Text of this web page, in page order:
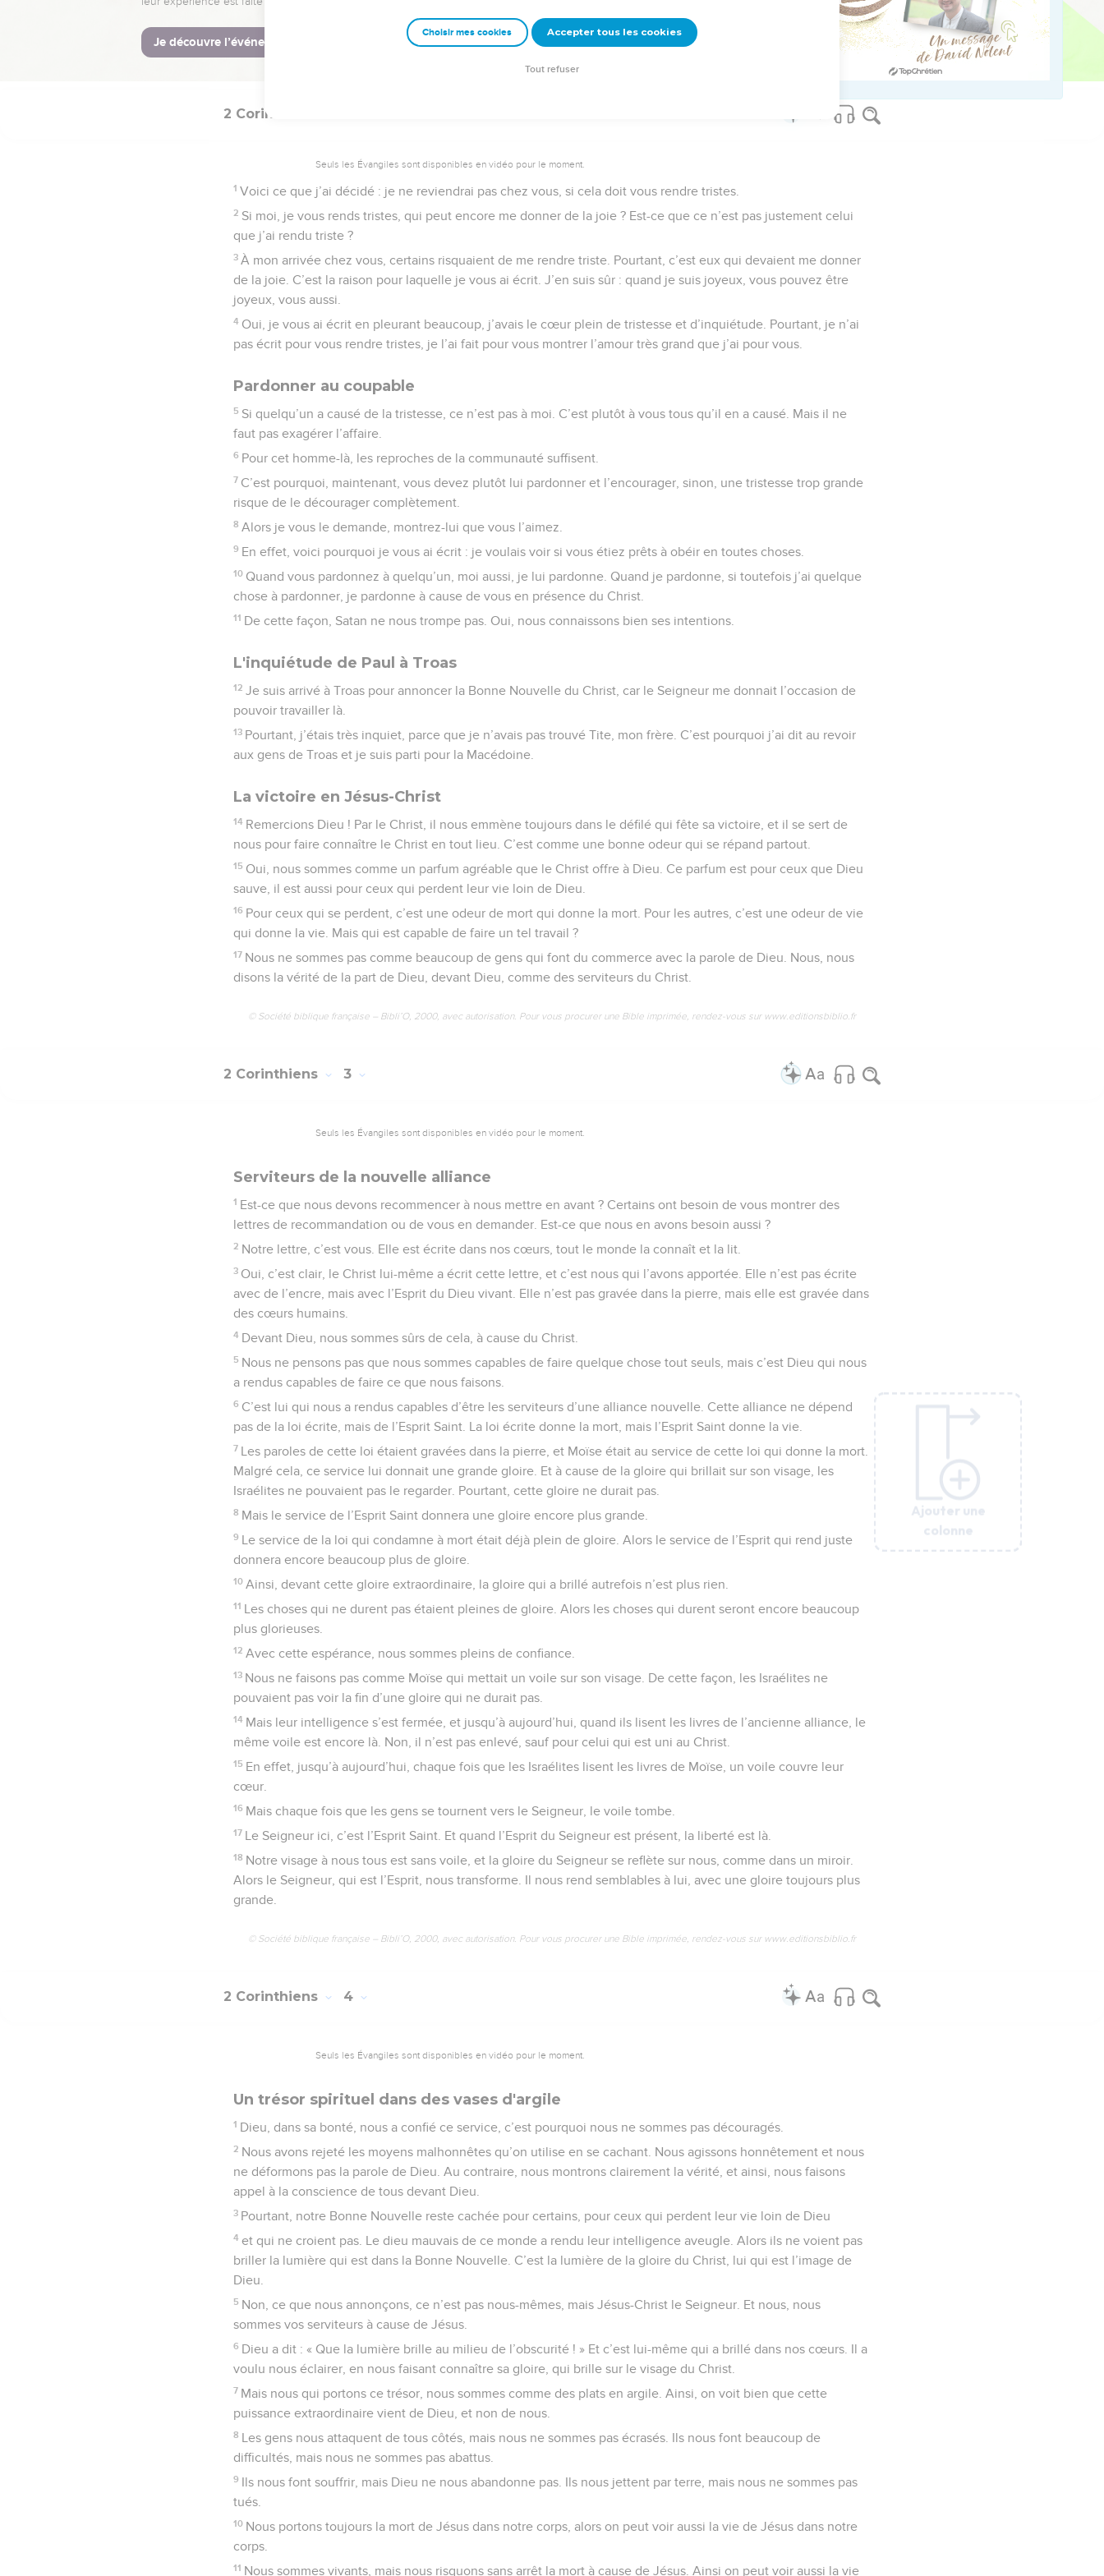
souhaitons travailler avec vous à votre joie.
© Société biblique française – Bibli’O, 2000, avec autorisation. Pour vous procurer une Bible imprimée, rendez-vous sur www.editionsbiblio.fr
Ajouter une
colonne
2 Corinthiens
Seuls les Évangiles sont disponibles en vidéo pour le moment.
1 Voici ce que j’ai décidé : je ne reviendrai pas chez vous, si cela doit vous rendre tristes.
2 Si moi, je vous rends tristes, qui peut encore me donner de la joie ? Est-ce que ce n’est pas justement celui
que j’ai rendu triste ?
3 À mon arrivée chez vous, certains risquaient de me rendre triste. Pourtant, c’est eux qui devaient me donner
de la joie. C’est la raison pour laquelle je vous ai écrit. J’en suis sûr : quand je suis joyeux, vous pouvez être
joyeux, vous aussi.
4 Oui, je vous ai écrit en pleurant beaucoup, j’avais le cœur plein de tristesse et d’inquiétude. Pourtant, je n’ai
pas écrit pour vous rendre tristes, je l’ai fait pour vous montrer l’amour très grand que j’ai pour vous.
Pardonner au coupable
5 Si quelqu’un a causé de la tristesse, ce n’est pas à moi. C’est plutôt à vous tous qu’il en a causé. Mais il ne
faut pas exagérer l’affaire.
6 Pour cet homme-là, les reproches de la communauté suffisent.
7 C’est pourquoi, maintenant, vous devez plutôt lui pardonner et l’encourager, sinon, une tristesse trop grande
risque de le décourager complètement.
8 Alors je vous le demande, montrez-lui que vous l’aimez.
9 En effet, voici pourquoi je vous ai écrit : je voulais voir si vous étiez prêts à obéir en toutes choses.
10 Quand vous pardonnez à quelqu’un, moi aussi, je lui pardonne. Quand je pardonne, si toutefois j’ai quelque
chose à pardonner, je pardonne à cause de vous en présence du Christ.
11 De cette façon, Satan ne nous trompe pas. Oui, nous connaissons bien ses intentions.
L'inquiétude de Paul à Troas
12 Je suis arrivé à Troas pour annoncer la Bonne Nouvelle du Christ, car le Seigneur me donnait l’occasion de
pouvoir travailler là.
13 Pourtant, j’étais très inquiet, parce que je n’avais pas trouvé Tite, mon frère. C’est pourquoi j’ai dit au revoir
aux gens de Troas et je suis parti pour la Macédoine.
La victoire en Jésus-Christ
14 Remercions Dieu ! Par le Christ, il nous emmène toujours dans le défilé qui fête sa victoire, et il se sert de
nous pour faire connaître le Christ en tout lieu. C’est comme une bonne odeur qui se répand partout.
15 Oui, nous sommes comme un parfum agréable que le Christ offre à Dieu. Ce parfum est pour ceux que Dieu
sauve, il est aussi pour ceux qui perdent leur vie loin de Dieu.
16 Pour ceux qui se perdent, c’est une odeur de mort qui donne la mort. Pour les autres, c’est une odeur de vie
qui donne la vie. Mais qui est capable de faire un tel travail ?
17 Nous ne sommes pas comme beaucoup de gens qui font du commerce avec la parole de Dieu. Nous, nous
disons la vérité de la part de Dieu, devant Dieu, comme des serviteurs du Christ.
© Société biblique française – Bibli’O, 2000, avec autorisation. Pour vous procurer une Bible imprimée, rendez-vous sur www.editionsbiblio.fr
Ajouter une
colonne
2 Corinthiens 3
Seuls les Évangiles sont disponibles en vidéo pour le moment.
Serviteurs de la nouvelle alliance
1 Est-ce que nous devons recommencer à nous mettre en avant ? Certains ont besoin de vous montrer des
lettres de recommandation ou de vous en demander. Est-ce que nous en avons besoin aussi ?
2 Notre lettre, c’est vous. Elle est écrite dans nos cœurs, tout le monde la connaît et la lit.
3 Oui, c’est clair, le Christ lui-même a écrit cette lettre, et c’est nous qui l’avons apportée. Elle n’est pas écrite
avec de l’encre, mais avec l’Esprit du Dieu vivant. Elle n’est pas gravée dans la pierre, mais elle est gravée dans
des cœurs humains.
4 Devant Dieu, nous sommes sûrs de cela, à cause du Christ.
5 Nous ne pensons pas que nous sommes capables de faire quelque chose tout seuls, mais c’est Dieu qui nous
a rendus capables de faire ce que nous faisons.
6 C’est lui qui nous a rendus capables d’être les serviteurs d’une alliance nouvelle. Cette alliance ne dépend
pas de la loi écrite, mais de l’Esprit Saint. La loi écrite donne la mort, mais l’Esprit Saint donne la vie.
7 Les paroles de cette loi étaient gravées dans la pierre, et Moïse était au service de cette loi qui donne la mort.
Malgré cela, ce service lui donnait une grande gloire. Et à cause de la gloire qui brillait sur son visage, les
Israélites ne pouvaient pas le regarder. Pourtant, cette gloire ne durait pas.
8 Mais le service de l’Esprit Saint donnera une gloire encore plus grande.
9 Le service de la loi qui condamne à mort était déjà plein de gloire. Alors le service de l’Esprit qui rend juste
donnera encore beaucoup plus de gloire.
10 Ainsi, devant cette gloire extraordinaire, la gloire qui a brillé autrefois n’est plus rien.
11 Les choses qui ne durent pas étaient pleines de gloire. Alors les choses qui durent seront encore beaucoup
plus glorieuses.
12 Avec cette espérance, nous sommes pleins de confiance.
13 Nous ne faisons pas comme Moïse qui mettait un voile sur son visage. De cette façon, les Israélites ne
pouvaient pas voir la fin d’une gloire qui ne durait pas.
14 Mais leur intelligence s’est fermée, et jusqu’à aujourd’hui, quand ils lisent les livres de l’ancienne alliance, le
même voile est encore là. Non, il n’est pas enlevé, sauf pour celui qui est uni au Christ.
15 En effet, jusqu’à aujourd’hui, chaque fois que les Israélites lisent les livres de Moïse, un voile couvre leur
cœur.
16 Mais chaque fois que les gens se tournent vers le Seigneur, le voile tombe.
17 Le Seigneur ici, c’est l’Esprit Saint. Et quand l’Esprit du Seigneur est présent, la liberté est là.
18 Notre visage à nous tous est sans voile, et la gloire du Seigneur se reflète sur nous, comme dans un miroir.
Alors le Seigneur, qui est l’Esprit, nous transforme. Il nous rend semblables à lui, avec une gloire toujours plus
grande.
© Société biblique française – Bibli’O, 2000, avec autorisation. Pour vous procurer une Bible imprimée, rendez-vous sur www.editionsbiblio.fr
Ajouter une
colonne
2 Corinthiens 4
Seuls les Évangiles sont disponibles en vidéo pour le moment.
Un trésor spirituel dans des vases d'argile
1 Dieu, dans sa bonté, nous a confié ce service, c’est pourquoi nous ne sommes pas découragés.
2 Nous avons rejeté les moyens malhonnêtes qu’on utilise en se cachant. Nous agissons honnêtement et nous
ne déformons pas la parole de Dieu. Au contraire, nous montrons clairement la vérité, et ainsi, nous faisons
appel à la conscience de tous devant Dieu.
3 Pourtant, notre Bonne Nouvelle reste cachée pour certains, pour ceux qui perdent leur vie loin de Dieu
4 et qui ne croient pas. Le dieu mauvais de ce monde a rendu leur intelligence aveugle. Alors ils ne voient pas
briller la lumière qui est dans la Bonne Nouvelle. C’est la lumière de la gloire du Christ, lui qui est l’image de
Dieu.
5 Non, ce que nous annonçons, ce n’est pas nous-mêmes, mais Jésus-Christ le Seigneur. Et nous, nous
sommes vos serviteurs à cause de Jésus.
6 Dieu a dit : « Que la lumière brille au milieu de l’obscurité ! » Et c’est lui-même qui a brillé dans nos cœurs. Il a
voulu nous éclairer, en nous faisant connaître sa gloire, qui brille sur le visage du Christ.
7 Mais nous qui portons ce trésor, nous sommes comme des plats en argile. Ainsi, on voit bien que cette
puissance extraordinaire vient de Dieu, et non de nous.
8 Les gens nous attaquent de tous côtés, mais nous ne sommes pas écrasés. Ils nous font beaucoup de
difficultés, mais nous ne sommes pas abattus.
9 Ils nous font souffrir, mais Dieu ne nous abandonne pas. Ils nous jettent par terre, mais nous ne sommes pas
tués.
10 Nous portons toujours la mort de Jésus dans notre corps, alors on peut voir aussi la vie de Jésus dans notre
corps.
11 Nous sommes vivants, mais nous risquons sans arrêt la mort à cause de Jésus. Ainsi on peut voir aussi la vie
Ajouter une
colonne
Ajouter une
colonne
Ajouter une
colonne
Ajouter une
colonne
Choisir mes cookies Accepter tous les cookies
Tout refuser